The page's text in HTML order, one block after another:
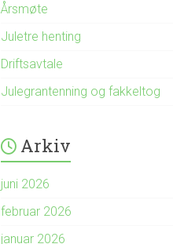
Årsmøte
Juletre henting
Driftsavtale
Julegrantenning og fakkeltog
Arkiv
juni 2026
februar 2026
januar 2026